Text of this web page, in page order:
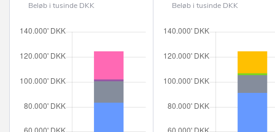
Beløb i tusinde DKK Beløb i tusinde DKK